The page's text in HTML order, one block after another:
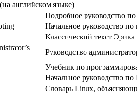
(на английском языке)
Подробное руководство
Начальное руководство
Классический текст
Руководство
Учебник по
Начальное руководство по
Словарь Linux,